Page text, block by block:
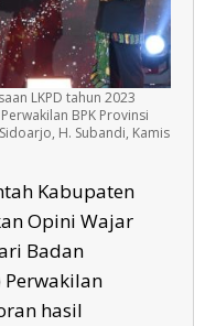
LKPD tahun 2023
BPK Provinsi
H. Subandi, Kamis
Kabupaten
Opini Wajar
Badan
Perwakilan
hasil